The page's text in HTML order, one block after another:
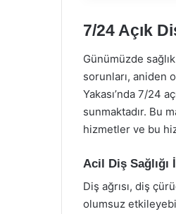
7/24 Açık
Günümüzde
sorunları, aniden
Yakası’nda 7/24
sunmaktadır. Bu
hizmetler ve bu
Acil Diş Sağlığı
Diş ağrısı, diş
olumsuz